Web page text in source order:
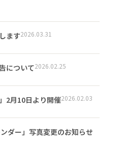
ます2026.03.31
について2026.02.25
2月10日より開催2026.02.03
ダー」写真変更のお知らせ